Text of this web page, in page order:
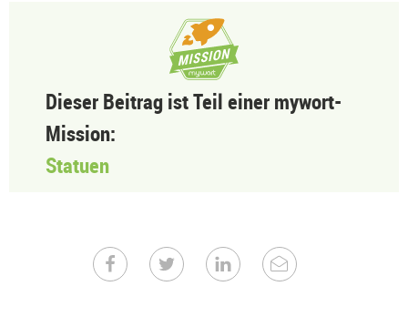
Dieser Beitrag ist Teil einer mywort-
Mission:
Statuen